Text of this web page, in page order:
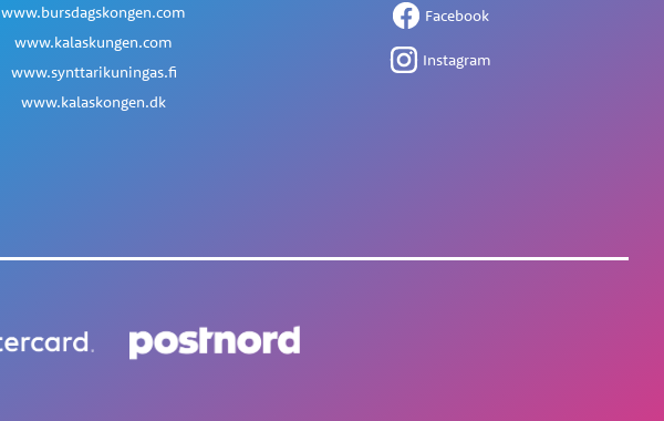
www.bursdagskongen.com
www.kalaskungen.com
www.synttarikuningas.fi
www.kalaskongen.dk
Facebook
Instagram